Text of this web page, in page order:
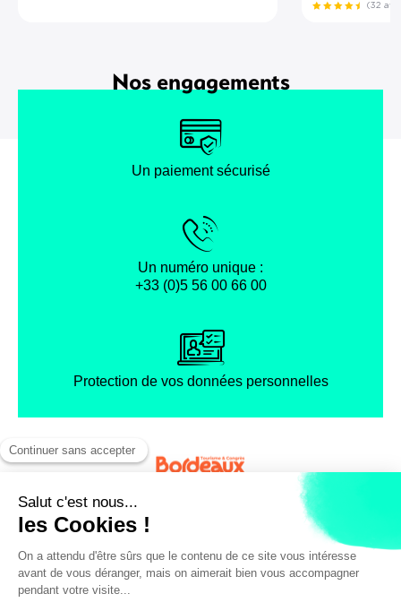
(32
Nos engagements
Un paiement sécurisé
Un numéro unique :
+33 (0)5 56 00 66 00
Protection de vos données personnelles
Mentions légales Conditions générales de vente